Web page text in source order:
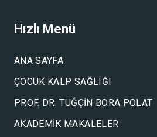
Hızlı Menü
ANA SAYFA
ÇOCUK KALP SAĞLIĞI
PROF. DR. TUĞÇIN BORA POLAT
AKADEMIK MAKALELER